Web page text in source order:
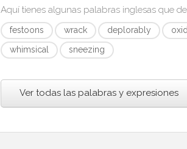
Aquí tienes algunas palabras inglesas que
festoons wrack deplorably
whimsical
sneezing
Ver todas las palabras y expresiones